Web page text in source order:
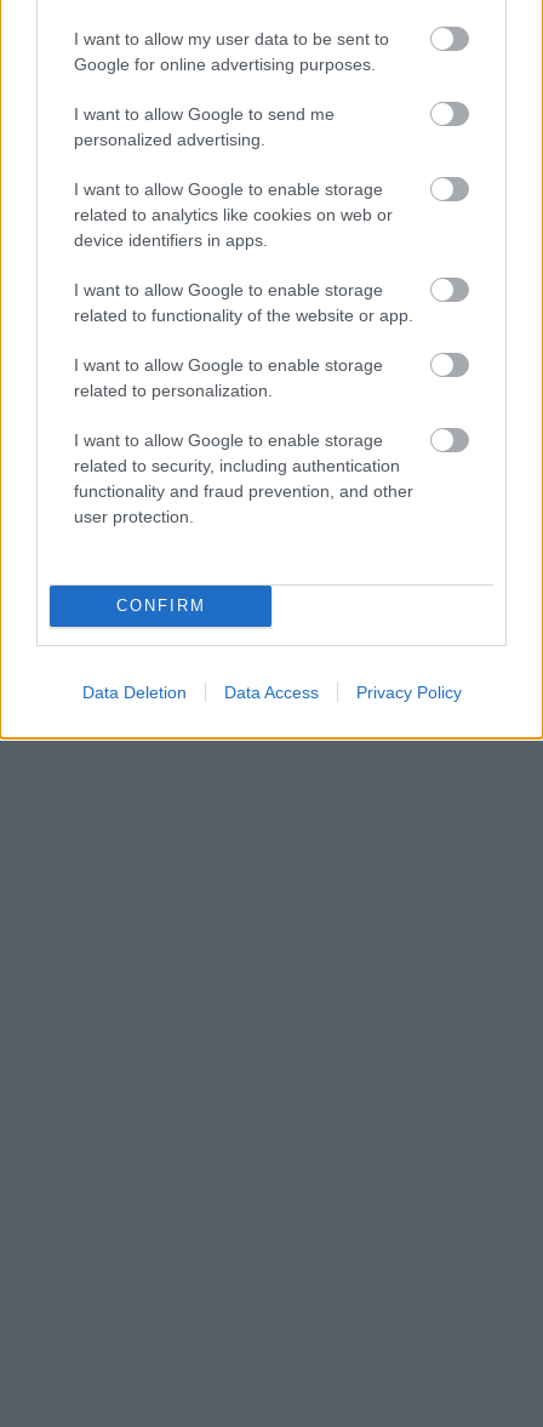
I want to allow my user data to be sent to
Google for online advertising purposes.
I want to allow Google to send me
personalized advertising.
I want to allow Google to enable storage
related to analytics like cookies on web or
device identifiers in apps.
I want to allow Google to enable storage
related to functionality of the website or app.
I want to allow Google to enable storage
related to personalization.
I want to allow Google to enable storage
related to security, including authentication
functionality and fraud prevention, and other
user protection.
CONFIRM
Data Deletion Data Access Privacy Policy
PODCASTS
«Εγώ είμαι η ανάπηρη, αυτοί είναι οι μ***ες» –
Η Maria Rolls χωρίς φίλτρο
Περδίκι